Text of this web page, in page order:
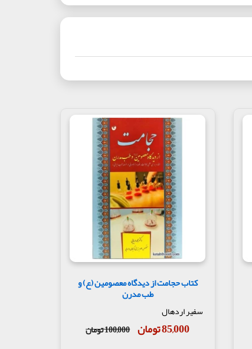
کتاب حجامت از دیدگاه معصومین (ع) و
طب مدرن
سفیر اردهال
85,000 تومان 100,000 تومان